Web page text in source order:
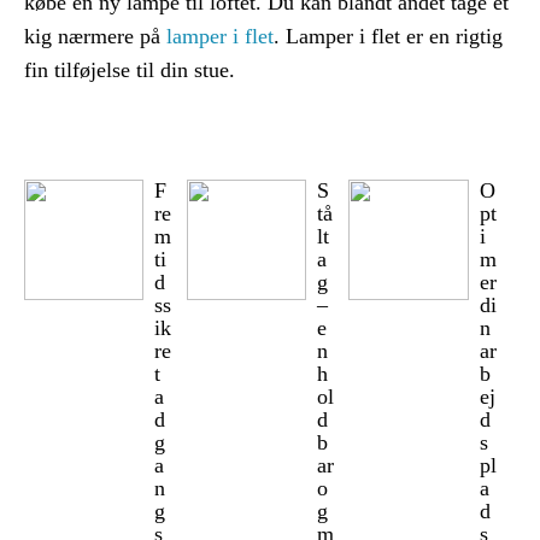
kig nærmere på lamper i flet. Lamper i flet er en rigtig
fin tilføjelse til din stue.
F
re
m
ti
d
ss
ik
re
t
a
d
g
a
n
g
s
S
tå
lt
a
g
–
e
n
h
ol
d
b
ar
o
g
m
O
pt
i
m
er
di
n
ar
b
ej
d
s
pl
a
d
s